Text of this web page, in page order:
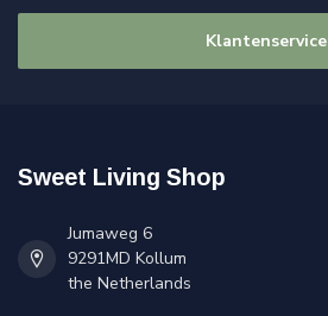
Klantenservice
Sweet Living Shop
Jumaweg 6
9291MD Kollum
the Netherlands